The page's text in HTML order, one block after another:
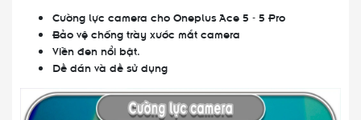
Cường lực camera cho Oneplus Ace 5 - 5 Pro
Bảo vệ chống trày xước mắt camera
Viền đen nổi bật.
Dễ dán và dễ sử dụng